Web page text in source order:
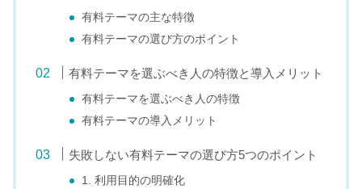
有料テーマの主な特徴
有料テーマの選び方のポイント
有料テーマを選ぶべき人の特徴と導入メリット
有料テーマを選ぶべき人の特徴
有料テーマの導入メリット
失敗しない有料テーマの選び方5つのポイント
1. 利用目的の明確化